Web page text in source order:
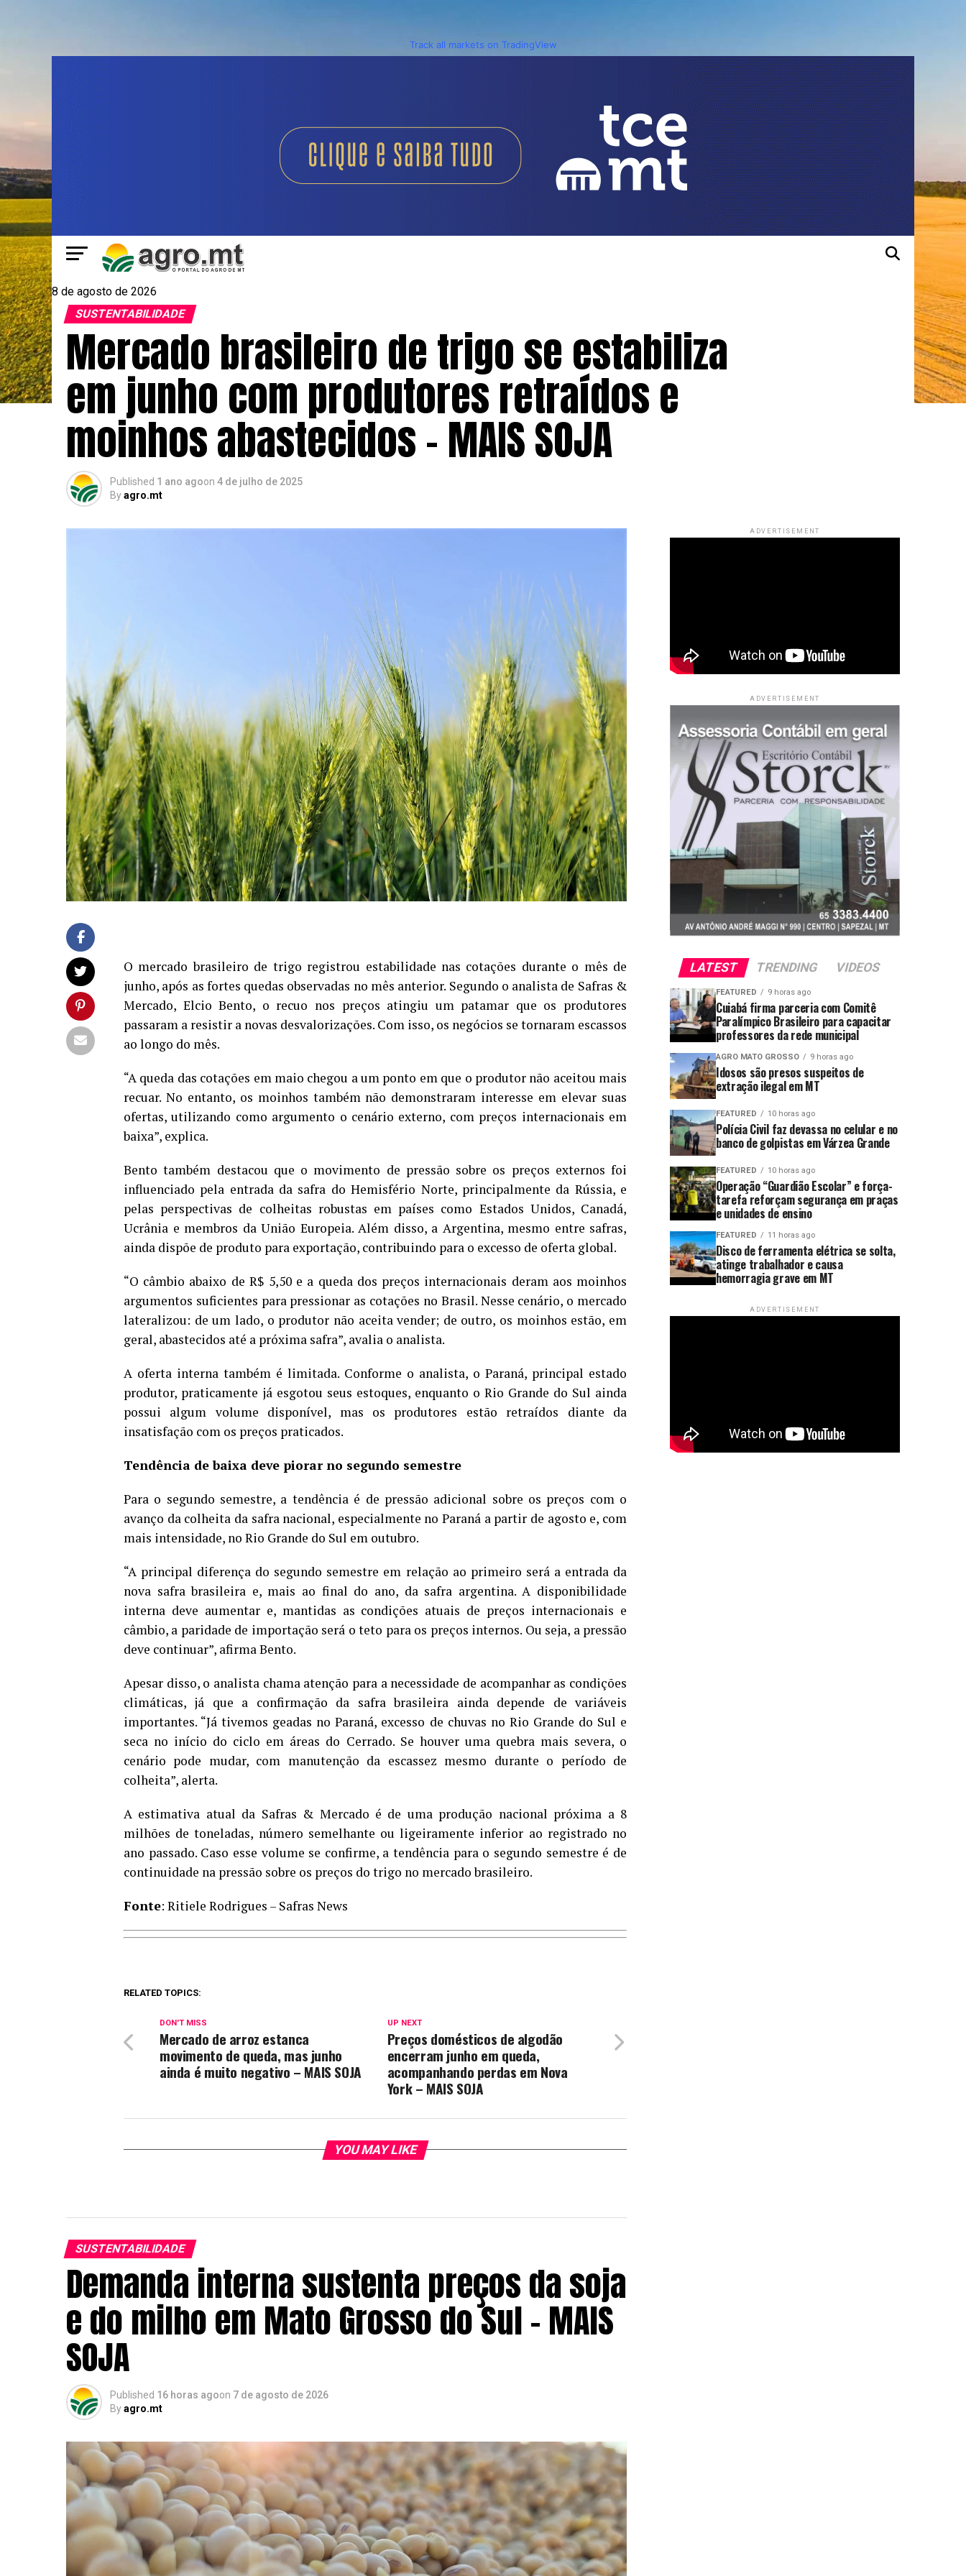
Track all markets on TradingView
8 de agosto de 2026
SUSTENTABILIDADE
Mercado brasileiro de trigo se estabiliza
em junho com produtores retraídos e
moinhos abastecidos – MAIS SOJA
Published 1 ano agoon 4 de julho de 2025
Byagro.mt
O mercado brasileiro de trigo registrou estabilidade nas cotações durante o mês de
junho, após as fortes quedas observadas no mês anterior. Segundo o analista de Safras &
Mercado, Elcio Bento, o recuo nos preços atingiu um patamar que os produtores
passaram a resistir a novas desvalorizações. Com isso, os negócios se tornaram escassos
ao longo do mês.
“A queda das cotações em maio chegou a um ponto em que o produtor não aceitou mais
recuar. No entanto, os moinhos também não demonstraram interesse em elevar suas
ofertas, utilizando como argumento o cenário externo, com preços internacionais em
baixa”, explica.
Bento também destacou que o movimento de pressão sobre os preços externos foi
influenciado pela entrada da safra do Hemisfério Norte, principalmente da Rússia, e
pelas perspectivas de colheitas robustas em países como Estados Unidos, Canadá,
Ucrânia e membros da União Europeia. Além disso, a Argentina, mesmo entre safras,
ainda dispõe de produto para exportação, contribuindo para o excesso de oferta global.
“O câmbio abaixo de R$ 5,50 e a queda dos preços internacionais deram aos moinhos
argumentos suficientes para pressionar as cotações no Brasil. Nesse cenário, o mercado
lateralizou: de um lado, o produtor não aceita vender; de outro, os moinhos estão, em
geral, abastecidos até a próxima safra”, avalia o analista.
A oferta interna também é limitada. Conforme o analista, o Paraná, principal estado
produtor, praticamente já esgotou seus estoques, enquanto o Rio Grande do Sul ainda
possui algum volume disponível, mas os produtores estão retraídos diante da
insatisfação com os preços praticados.
Tendência de baixa deve piorar no segundo semestre
Para o segundo semestre, a tendência é de pressão adicional sobre os preços com o
avanço da colheita da safra nacional, especialmente no Paraná a partir de agosto e, com
mais intensidade, no Rio Grande do Sul em outubro.
“A principal diferença do segundo semestre em relação ao primeiro será a entrada da
nova safra brasileira e, mais ao final do ano, da safra argentina. A disponibilidade
interna deve aumentar e, mantidas as condições atuais de preços internacionais e
câmbio, a paridade de importação será o teto para os preços internos. Ou seja, a pressão
deve continuar”, afirma Bento.
Apesar disso, o analista chama atenção para a necessidade de acompanhar as condições
climáticas, já que a confirmação da safra brasileira ainda depende de variáveis
importantes. “Já tivemos geadas no Paraná, excesso de chuvas no Rio Grande do Sul e
seca no início do ciclo em áreas do Cerrado. Se houver uma quebra mais severa, o
cenário pode mudar, com manutenção da escassez mesmo durante o período de
colheita”, alerta.
A estimativa atual da Safras & Mercado é de uma produção nacional próxima a 8
milhões de toneladas, número semelhante ou ligeiramente inferior ao registrado no
ano passado. Caso esse volume se confirme, a tendência para o segundo semestre é de
continuidade na pressão sobre os preços do trigo no mercado brasileiro.
Fonte: Ritiele Rodrigues – Safras News
RELATED TOPICS:
UP NEXT
Preços domésticos de algodão
encerram junho em queda,
acompanhando perdas em Nova
York – MAIS SOJA
DON'T MISS
Mercado de arroz estanca
movimento de queda, mas junho
ainda é muito negativo – MAIS SOJA
YOU MAY LIKE
SUSTENTABILIDADE
Demanda interna sustenta preços da soja
e do milho em Mato Grosso do Sul – MAIS
SOJA
Published 16 horas agoon 7 de agosto de 2026
Byagro.mt
ADVERTISEMENT
ADVERTISEMENT
LATEST TRENDING VIDEOS
FEATURED 9 horas ago
Cuiabá firma parceria com Comitê
Paralímpico Brasileiro para capacitar
professores da rede municipal
AGRO MATO GROSSO 9 horas ago
Idosos são presos suspeitos de
extração ilegal em MT
FEATURED 10 horas ago
Polícia Civil faz devassa no celular e no
banco de golpistas em Várzea Grande
FEATURED 10 horas ago
Operação “Guardião Escolar” e força-
tarefa reforçam segurança em praças
e unidades de ensino
FEATURED 11 horas ago
Disco de ferramenta elétrica se solta,
atinge trabalhador e causa
hemorragia grave em MT
ADVERTISEMENT